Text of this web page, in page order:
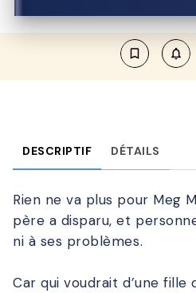
bookmark_border
DESCRIPTIF DÉTAILS
Rien ne va plus pour Meg
père a disparu, et
ni à ses problèmes.
Car qui voudrait d’une